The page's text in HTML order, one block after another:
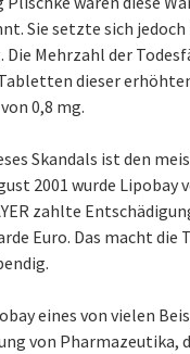
Sie setzte sich jedoch
Die Mehrzahl der
dieser
0,8 mg.
Skandals ist den
2001 wurde Lipobay
zahlte
Euro. Das macht die
eines von vielen
von Pharmazeutika,